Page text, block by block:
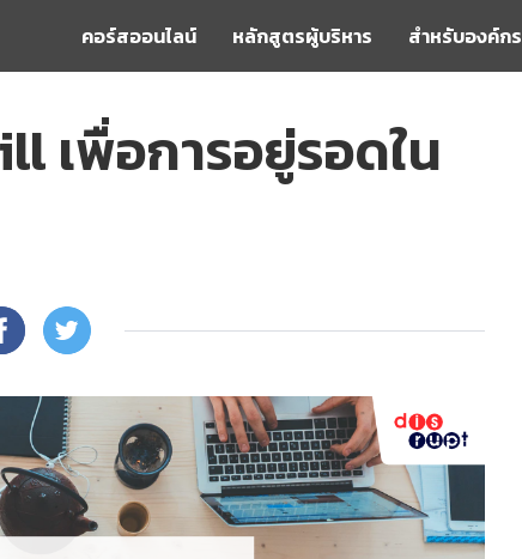
เพื่อการอยู่รอดใน
คอร์สออนไลน์ หลักสูตรผู้บริหาร สำหรับองค์กร